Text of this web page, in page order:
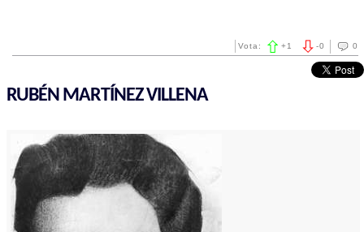
0
-0
Vota: +1
RUBÉN MARTÍNEZ VILLENA